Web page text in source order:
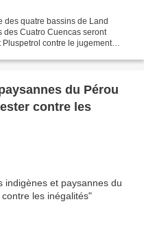
des quatre bassins de Land
des Cuatro Cuencas seront
contre le jugement
du Pérou
contre les